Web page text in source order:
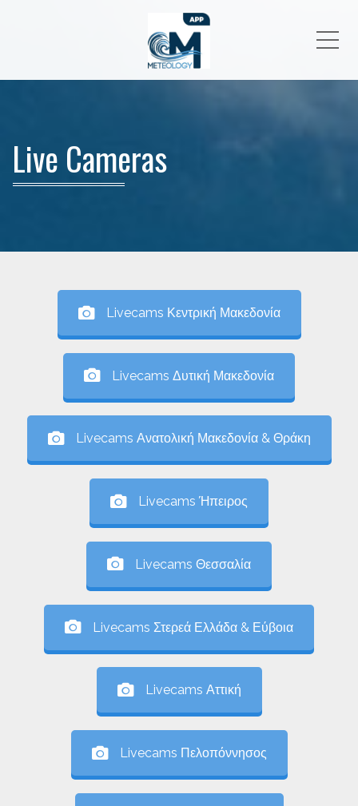
Live Cameras
Livecams Κεντρική Μακεδονία
Livecams Δυτική Μακεδονία
Livecams Ανατολική Μακεδονία & Θράκη
Livecams Ήπειρος
Livecams Θεσσαλία
Livecams Στερεά Ελλάδα & Εύβοια
Livecams Αττική
Livecams Πελοπόννησος